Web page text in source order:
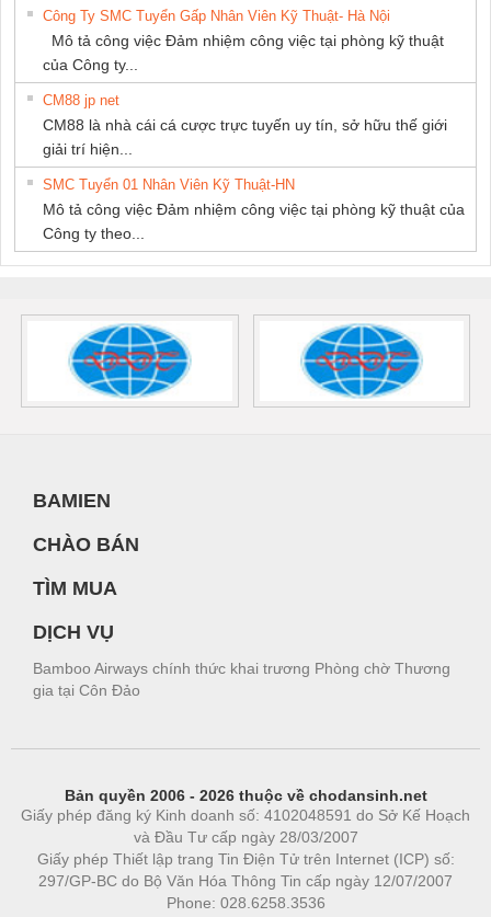
Công Ty SMC Tuyển Gấp Nhân Viên Kỹ Thuật- Hà Nội
Mô tả công việc Đảm nhiệm công việc tại phòng kỹ thuật
của Công ty...
CM88 jp net
CM88 là nhà cái cá cược trực tuyến uy tín, sở hữu thế giới
giải trí hiện...
SMC Tuyển 01 Nhân Viên Kỹ Thuật-HN
Mô tả công việc Đảm nhiệm công việc tại phòng kỹ thuật của
Công ty theo...
BAMIEN
CHÀO BÁN
TÌM MUA
DỊCH VỤ
Bamboo Airways chính thức khai trương Phòng chờ Thương
gia tại Côn Đảo
Bản quyền 2006 - 2026 thuộc về chodansinh.net
Giấy phép đăng ký Kinh doanh số: 4102048591 do Sở Kế Hoạch
và Đầu Tư cấp ngày 28/03/2007
Giấy phép Thiết lập trang Tin Điện Tử trên Internet (ICP) số:
297/GP-BC do Bộ Văn Hóa Thông Tin cấp ngày 12/07/2007
Phone: 028.6258.3536